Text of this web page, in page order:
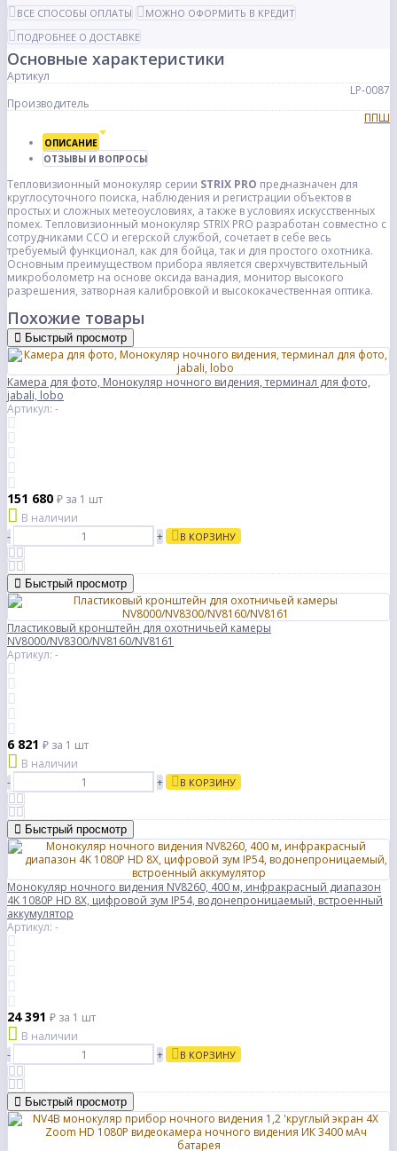
ВСЕ СПОСОБЫ ОПЛАТЫ
МОЖНО ОФОРМИТЬ В КРЕДИТ
ПОДРОБНЕЕ О ДОСТАВКЕ
Основные характеристики
Артикул
LP-0087
Производитель
ППШ
ОПИСАНИЕ
ОТЗЫВЫ И ВОПРОСЫ
Тепловизионный монокуляр серии STRIX PRO предназначен для
круглосуточного поиска, наблюдения и регистрации объектов в
простых и сложных метеоусловиях, а также в условиях искусственных
помех. Тепловизионный монокуляр STRIX PRO разработан совместно с
сотрудниками ССО и егерской службой, сочетает в себе весь
требуемый функционал, как для бойца, так и для простого охотника.
Основным преимуществом прибора является сверхчувствительный
микроболометр на основе оксида ванадия, монитор высокого
разрешения, затворная калибровкой и высококачественная оптика.
Похожие товары
Быстрый просмотр
Камера для фото, Монокуляр ночного видения, терминал для фото,
jabali, lobo
Артикул: -
151 680 ₽ за 1 шт
В наличии
-
+ В КОРЗИНУ
Быстрый просмотр
Пластиковый кронштейн для охотничьей камеры
NV8000/NV8300/NV8160/NV8161
Артикул: -
6 821 ₽ за 1 шт
В наличии
-
+ В КОРЗИНУ
Быстрый просмотр
Монокуляр ночного видения NV8260, 400 м, инфракрасный диапазон
4K 1080P HD 8X, цифровой зум IP54, водонепроницаемый, встроенный
аккумулятор
Артикул: -
24 391 ₽ за 1 шт
В наличии
-
+ В КОРЗИНУ
Быстрый просмотр